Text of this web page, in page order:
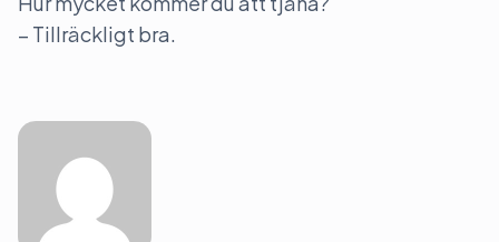
– Tillräckligt bra.